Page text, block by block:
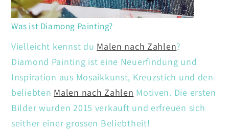
Was ist Diamong Painting?
Vielleicht kennst du Malen nach Zahlen?
Diamond Painting ist eine Neuerfindung und
Inspiration aus Mosaikkunst, Kreuzstich und den
beliebten Malen nach Zahlen Motiven. Die ersten
Bilder wurden 2015 verkauft und erfreuen sich
seither einer grossen Beliebtheit!